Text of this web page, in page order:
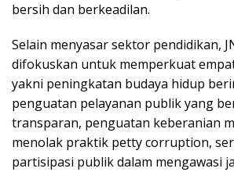
bersih dan berkeadilan.
Selain menyasar sektor pendidikan,
difokuskan untuk memperkuat
yakni peningkatan budaya hidup
penguatan pelayanan publik yang
transparan, penguatan keberanian
menolak praktik petty corruption,
partisipasi publik dalam mengawasi